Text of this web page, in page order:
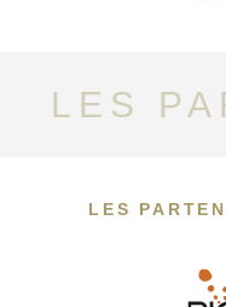
LES
LES